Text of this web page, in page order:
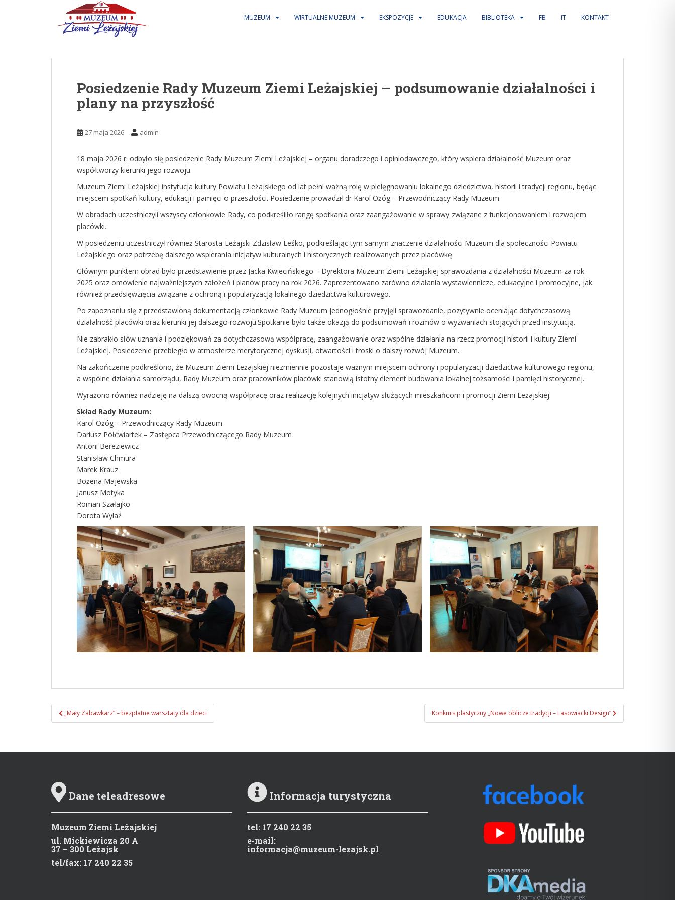
MUZEUM WIRTUALNE MUZEUM EKSPOZYCJE EDUKACJA BIBLIOTEKA FB IT KONTAKT
Posiedzenie Rady Muzeum Ziemi Leżajskiej – podsumowanie działalności i
plany na przyszłość
27 maja 2026 admin
18 maja 2026 r. odbyło się posiedzenie Rady Muzeum Ziemi Leżajskiej – organu doradczego i opiniodawczego, który wspiera działalność Muzeum oraz
współtworzy kierunki jego rozwoju.
Muzeum Ziemi Leżajskiej instytucja kultury Powiatu Leżajskiego od lat pełni ważną rolę w pielęgnowaniu lokalnego dziedzictwa, historii i tradycji regionu, będąc
miejscem spotkań kultury, edukacji i pamięci o przeszłości. Posiedzenie prowadził dr Karol Ożóg – Przewodniczący Rady Muzeum.
W obradach uczestniczyli wszyscy członkowie Rady, co podkreśliło rangę spotkania oraz zaangażowanie w sprawy związane z funkcjonowaniem i rozwojem
placówki.
W posiedzeniu uczestniczył również Starosta Leżajski Zdzisław Leśko, podkreślając tym samym znaczenie działalności Muzeum dla społeczności Powiatu
Leżajskiego oraz potrzebę dalszego wspierania inicjatyw kulturalnych i historycznych realizowanych przez placówkę.
Głównym punktem obrad było przedstawienie przez Jacka Kwiecińskiego – Dyrektora Muzeum Ziemi Leżajskiej sprawozdania z działalności Muzeum za rok
2025 oraz omówienie najważniejszych założeń i planów pracy na rok 2026. Zaprezentowano zarówno działania wystawiennicze, edukacyjne i promocyjne, jak
również przedsięwzięcia związane z ochroną i popularyzacją lokalnego dziedzictwa kulturowego.
Po zapoznaniu się z przedstawioną dokumentacją członkowie Rady Muzeum jednogłośnie przyjęli sprawozdanie, pozytywnie oceniając dotychczasową
działalność placówki oraz kierunki jej dalszego rozwoju.Spotkanie było także okazją do podsumowań i rozmów o wyzwaniach stojących przed instytucją.
Nie zabrakło słów uznania i podziękowań za dotychczasową współpracę, zaangażowanie oraz wspólne działania na rzecz promocji historii i kultury Ziemi
Leżajskiej. Posiedzenie przebiegło w atmosferze merytorycznej dyskusji, otwartości i troski o dalszy rozwój Muzeum.
Na zakończenie podkreślono, że Muzeum Ziemi Leżajskiej niezmiennie pozostaje ważnym miejscem ochrony i popularyzacji dziedzictwa kulturowego regionu,
a wspólne działania samorządu, Rady Muzeum oraz pracowników placówki stanowią istotny element budowania lokalnej tożsamości i pamięci historycznej.
Wyrażono również nadzieję na dalszą owocną współpracę oraz realizację kolejnych inicjatyw służących mieszkańcom i promocji Ziemi Leżajskiej.
Skład Rady Muzeum:
Karol Ożóg – Przewodniczący Rady Muzeum
Dariusz Półćwiartek – Zastępca Przewodniczącego Rady Muzeum
Antoni Bereziewicz
Stanisław Chmura
Marek Krauz
Bożena Majewska
Janusz Motyka
Roman Szałajko
Dorota Wylaź
Zobacz wpisy
„Mały Zabawkarz” – bezpłatne warsztaty dla dzieci Konkurs plastyczny „Nowe oblicze tradycji – Lasowiacki Design”
Dane teleadresowe
Muzeum Ziemi Leżajskiej
ul. Mickiewicza 20 A
37 – 300 Leżajsk
tel/fax: 17 240 22 35
Informacja turystyczna
tel: 17 240 22 35
e-mail:
informacja@muzeum-lezajsk.pl